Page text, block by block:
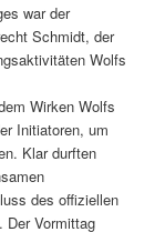
war der
Schmidt, der
Wolfs
Wirken Wolfs
Initiatoren, um
Klar durften
des offiziellen
Der Vormittag